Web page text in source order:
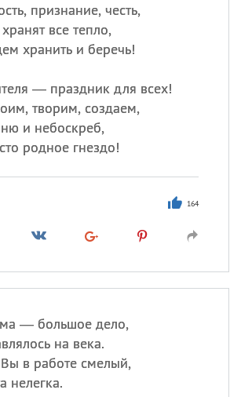
признание, честь,
все тепло,
хранить и беречь!
— праздник для всех!
творим, создаем,
и небоскреб,
родное гнездо!
164
— большое дело,
на века.
Вы в работе смелый,
нелегка.